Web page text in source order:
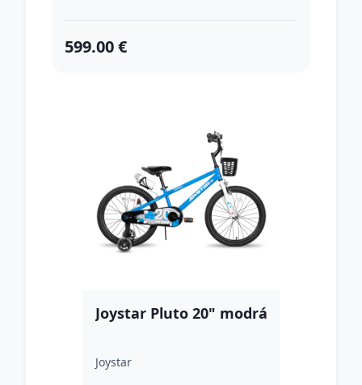
599.00 €
Joystar Pluto 20" modrá
Joystar